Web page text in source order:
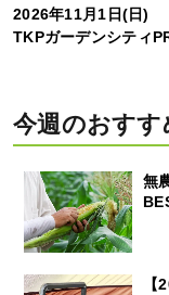
2026年11月1日(日)
TKPガーデンシティ
今週のおすす
無